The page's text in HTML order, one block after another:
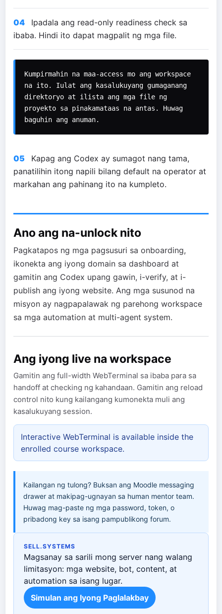
04
Ipadala ang read-only readiness check sa
ibaba. Hindi ito dapat magpalit ng mga file.
Kumpirmahin na maa-access mo ang workspace
na ito. Iulat ang kasalukuyang gumaganang
direktoryo at ilista ang mga file ng
proyekto sa pinakamataas na antas. Huwag
baguhin ang anuman.
05
Kapag ang Codex ay sumagot nang tama,
panatilihin itong napili bilang default na operator at
markahan ang pahinang ito na kumpleto.
Ano ang na-unlock nito
Pagkatapos ng mga pagsusuri sa onboarding,
ikonekta ang iyong domain sa dashboard at
gamitin ang Codex upang gawin, i-verify, at i-
publish ang iyong website. Ang mga susunod na
misyon ay nagpapalawak ng parehong workspace
sa mga automation at multi-agent system.
Ang iyong live na workspace
Gamitin ang full-width WebTerminal sa ibaba para sa
handoff at checking ng kahandaan. Gamitin ang reload
control nito kung kailangang kumonekta muli ang
kasalukuyang session.
Interactive WebTerminal is available inside the
enrolled course workspace.
Kailangan ng tulong? Buksan ang Moodle messaging
drawer at makipag-ugnayan sa human mentor team.
Huwag mag-paste ng mga password, token, o
pribadong key sa isang pampublikong forum.
SELL.SYSTEMS
Magsanay sa sarili mong server nang walang
limitasyon: mga website, bot, content, at
automation sa isang lugar.
Simulan ang Iyong Paglalakbay